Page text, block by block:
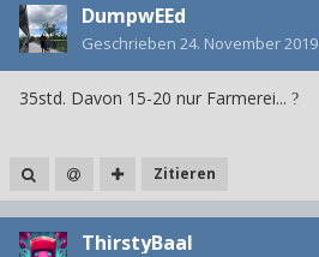
DumpwEEd
Geschrieben 24. November 2019
35std. Davon 15-20 nur Farmerei... ?
Zitieren
ThirstyBaal